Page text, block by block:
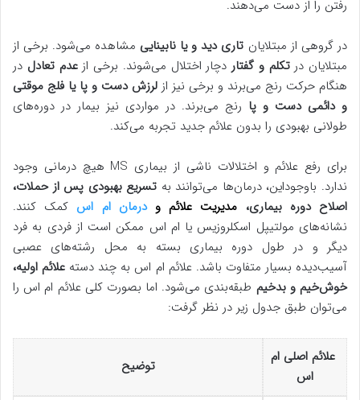
رفتن را از دست می‌دهند.
در گروهی از مبتلایان تاری دید و یا نابینایی مشاهده می‌شود. برخی از
مبتلایان درتکلم و گفتار دچار اختلال می‌شوند. برخی ازعدم تعادل در
هنگام حرکت رنج می‌برند و برخی نیز از لرزش دست‌ و پا یا فلج موقتی
و دائمی دست ‌و پا رنج می‌برند. در مواردی نیز بیمار در دوره‌های
طولانی بهبودی را بدون علائم جدید تجربه می‌کند.
برای رفع علائم و اختلالات ناشی از بیماری MS هیچ درمانی وجود
ندارد. باوجوداین، درمان‌ها می‌توانند به تسریع بهبودی پس از حملات،
اصلاح دوره بیماری، مدیریت علائم و درمان ام اس کمک کنند.
نشانه‌های مولتیپل اسکلروزیس یا ام اس ممکن است از فردی به فرد
دیگر و در طول دوره بیماری بسته به محل رشته‌های عصبی
آسیب‌دیده بسیار متفاوت باشد. علائم ام اس به چند دسته علائم اولیه،
خوش‌خیم و بدخیم طبقه‌بندی می‌شود. اما بصورت کلی علائم ام اس را
می‌توان طبق جدول زیر در نظر گرفت:
علائم اصلی ام
اس
توضیح